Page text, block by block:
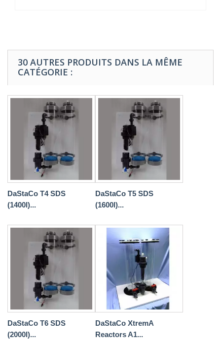
30 AUTRES PRODUITS DANS LA MÊME
CATÉGORIE :
DaStaCo T4 SDS
(1400l)...
DaStaCo T5 SDS
(1600l)...
DaStaCo T6 SDS
(2000l)...
DaStaCo XtremA
Reactors A1...